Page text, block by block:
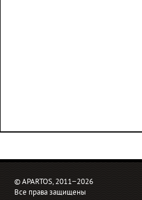
© APARTOS, 2011−2026
Все права защищены